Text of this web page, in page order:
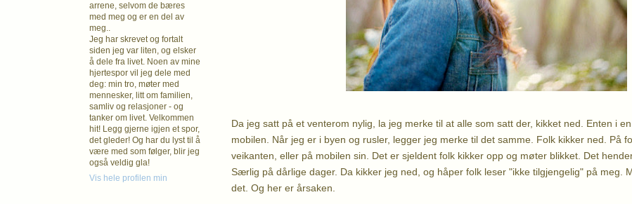
Da jeg satt på et venterom nylig, la jeg merke til at alle som satt der, kikket ned. Enten i
mobilen. Når jeg er i byen og rusler, legger jeg merke til det samme. Folk kikker ned. På
veikanten, eller på mobilen sin. Det er sjeldent folk kikker opp og møter blikket. Det
Særlig på dårlige dager. Da kikker jeg ned, og håper folk leser "ikke tilgjengelig" på meg.
det. Og her er årsaken.
arrene, selvom de bæres
med meg og er en del av
meg..
Jeg har skrevet og fortalt
siden jeg var liten, og elsker
å dele fra livet. Noen av mine
hjertespor vil jeg dele med
deg: min tro, møter med
mennesker, litt om familien,
samliv og relasjoner - og
tanker om livet. Velkommen
hit! Legg gjerne igjen et spor,
det gleder! Og har du lyst til å
være med som følger, blir jeg
også veldig gla!
Vis hele profilen min